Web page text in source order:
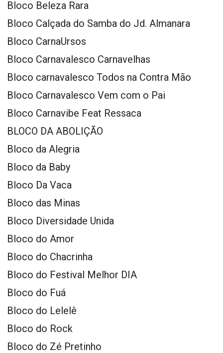
Bloco Beleza Rara
Bloco Calçada do Samba do Jd. Almanara
Bloco CarnaUrsos
Bloco Carnavalesco Carnavelhas
Bloco carnavalesco Todos na Contra Mão
Bloco Carnavalesco Vem com o Pai
Bloco Carnavibe Feat Ressaca
BLOCO DA ABOLIÇÃO
Bloco da Alegria
Bloco da Baby
Bloco Da Vaca
Bloco das Minas
Bloco Diversidade Unida
Bloco do Amor
Bloco do Chacrinha
Bloco do Festival Melhor DIA
Bloco do Fuá
Bloco do Lelelê
Bloco do Rock
Bloco do Zé Pretinho